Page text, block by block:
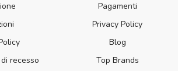
Pagamenti
Privacy Policy
Blog
recesso
Top Brands